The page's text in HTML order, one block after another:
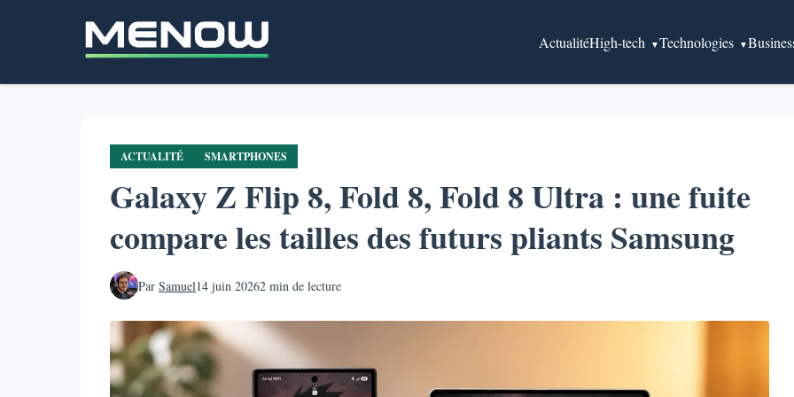
ActualitéHigh-tech Technologies
ACTUALITÉ SMARTPHONES
Galaxy Z Flip 8, Fold 8, Fold 8 Ultra : une fuite
compare les tailles des futurs pliants Samsung
Par Samuel14 juin 20262 min de lecture